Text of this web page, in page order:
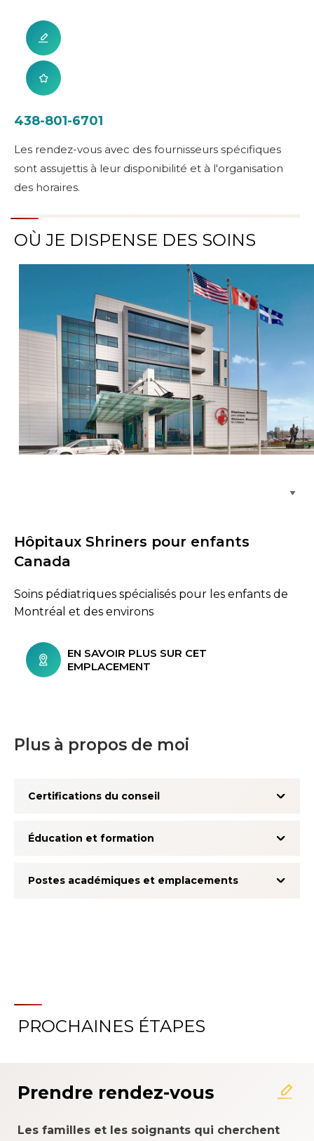
438-801-6701
Les rendez-vous avec des fournisseurs spécifiques
sont assujettis à leur disponibilité et à l'organisation
des horaires.
OÙ JE DISPENSE DES SOINS
Hôpitaux Shriners pour enfants
Canada
Soins pédiatriques spécialisés pour les enfants de
Montréal et des environs
EN SAVOIR PLUS SUR CET
EMPLACEMENT
Plus à propos de moi
Certifications du conseil
Éducation et formation
Postes académiques et emplacements
À propos du système
PROCHAINES ÉTAPES
Prendre rendez-vous
Les familles et les soignants qui cherchent